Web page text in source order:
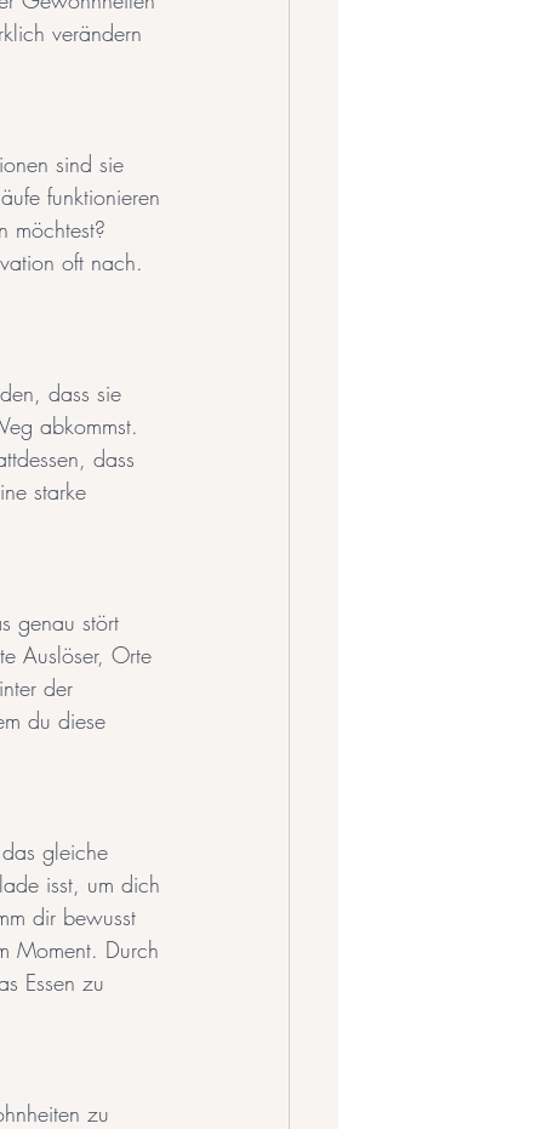
verändern
sind sie
funktionieren
möchtest?
oft nach.
dass sie
abkommst.
dass
starke
genau stört
Auslöser, Orte
der
du diese
gleiche
isst, um dich
dir bewusst
Moment. Durch
Essen zu
zu